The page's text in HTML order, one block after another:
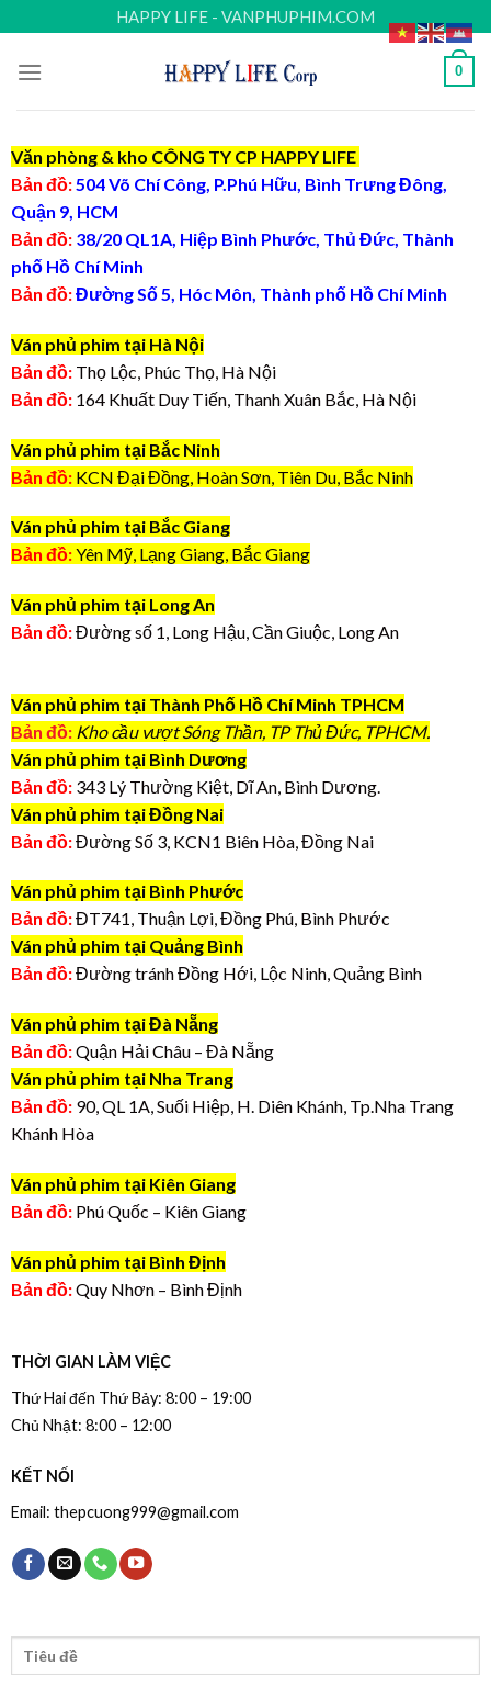
to
content
HAPPY LIFE - VANPHUPHIM.COM
0
Văn phòng & kho CÔNG TY CP HAPPY LIFE
Bản đồ:504 Võ Chí Công, P.Phú Hữu, Bình Trưng Đông,
Quận 9, HCM
Bản đồ:38/20 QL1A, Hiệp Bình Phước, Thủ Đức, Thành
phố Hồ Chí Minh
Bản đồ:Đường Số 5, Hóc Môn, Thành phố Hồ Chí Minh
Ván phủ phim tại Hà Nội
Bản đồ:Thọ Lộc, Phúc Thọ, Hà Nội
Bản đồ:164 Khuất Duy Tiến, Thanh Xuân Bắc, Hà Nội
Ván phủ phim tại Bắc Ninh
Bản đồ: KCN Đại Đồng, Hoàn Sơn, Tiên Du, Bắc Ninh
Ván phủ phim tại Bắc Giang
Bản đồ:Yên Mỹ, Lạng Giang, Bắc Giang
Ván phủ phim tại Long An
Bản đồ:Đường số 1, Long Hậu, Cần Giuộc, Long An
Ván phủ phim tại Thành Phố Hồ Chí Minh TPHCM
Bản đồ: Kho cầu vượt Sóng Thần, TP Thủ Đức, TPHCM.
Ván phủ phim tại Bình Dương
Bản đồ:343 Lý Thường Kiệt, Dĩ An, Bình Dương.
Ván phủ phim tại Đồng Nai
Bản đồ:Đường Số 3, KCN1 Biên Hòa, Đồng Nai
Ván phủ phim tại Bình Phước
Bản đồ:ĐT741, Thuận Lợi, Đồng Phú, Bình Phước
Ván phủ phim tại Quảng Bình
Bản đồ:Đường tránh Đồng Hới, Lộc Ninh, Quảng Bình
Ván phủ phim tại Đà Nẵng
Bản đồ:Quận Hải Châu – Đà Nẵng
Ván phủ phim tại Nha Trang
Bản đồ: 90, QL 1A, Suối Hiệp, H. Diên Khánh, Tp.Nha Trang
Khánh Hòa
Ván phủ phim tại Kiên Giang
Bản đồ: Phú Quốc – Kiên Giang
Ván phủ phim tại Bình Định
Bản đồ:Quy Nhơn – Bình Định
THỜI GIAN LÀM VIỆC
Thứ Hai đến Thứ Bảy: 8:00 – 19:00
Chủ Nhật: 8:00 – 12:00
KẾT NỐI
Email: thepcuong999@gmail.com